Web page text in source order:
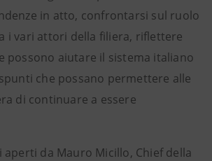
in atto, confrontarsi sul ruolo
i vari attori della filiera, riflettere
possono aiutare il sistema italiano
che possano permettere alle
di continuare a essere
aperti da Mauro Micillo, Chief della